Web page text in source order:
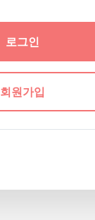
회원가입